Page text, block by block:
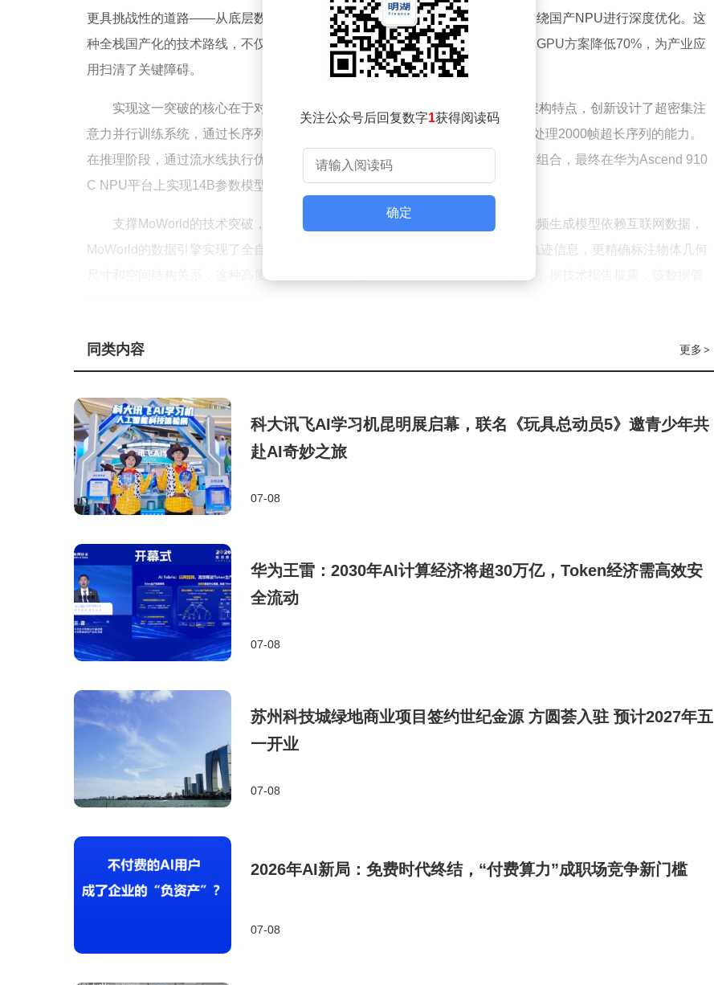
更具挑战性的道路——从底层数据采集到模型训练、蒸馏、部署的全流程，均围绕国产NPU进行深度优化。这
种全栈国产化的技术路线，不仅突破了实时性难题，更将典型推理成本较同规模GPU方案降低70%，为产业应
用扫清了关键障碍。
实现这一突破的核心在于对国产NPU特性的深度挖掘。研发团队针对硬件架构特点，创新设计了超密集注
意力并行训练系统，通过长序列Token并行技术有效缓解显存压力，使模型具备处理2000帧超长序列的能力。
在推理阶段，通过流水线执行优化、层级化序列并行和动态混合精度量化等技术组合，最终在华为Ascend 910
C NPU平台上实现14B参数模型的50FPS实时运行。
支撑MoWorld的技术突破，是团队构建的完整数据生产体系。不同于传统视频生成模型依赖互联网数据，
MoWorld的数据引擎实现了全自采、全3D标注的闭环。每帧数据不仅包含相机轨迹信息，更精确标注物体几何
尺寸和空间结构关系，这种高质量数据基座为模型理解物理世界提供了关键支撑。据技术报告披露，该数据管
产业界对这项突破反响热烈。在游戏领域，MoWorld支持的6自由度相机控制已实现1080P分辨率下的影视
益于其卓越的几何一致性，在室内场景重建中展现出显著优势。
这项突破的商业价值已得到资本市场认可。魔芯科技近期完成过亿美元融资，投资方包括国家级战略资
本、中东知名机构及十余家产业资本。此前，该公司已获得华为哈勃投资和联想控股旗下基金的战略支持。资
本的持续注入，为MoWorld的技术迭代和产业落地提供了有力保障。
当前，世界模型正处于从实验室走向产业化的关键转折点。MoWorld的全栈国产化方案不仅验证了国产算
力支撑复杂AI系统的可行性，更重新定义了技术竞争的维度——当行业还在比拼模型规模时，中国团队已率先
证明，对真实世界的理解能力和产业落地效率才是决定胜负的关键。这种技术路线的选择，或将引领全球空间
智能领域进入新的发展阶段。
关注公众号后回复数字1获得阅读码
确定
更多 >
同类内容
科大讯飞AI学习机昆明展启幕，联名《玩具总动员5》邀青少年共
赴AI奇妙之旅
07-08
华为王雷：2030年AI计算经济将超30万亿，Token经济需高效安
全流动
07-08
苏州科技城绿地商业项目签约世纪金源 方圆荟入驻 预计2027年五
一开业
07-08
2026年AI新局：免费时代终结，“付费算力”成职场竞争新门槛
07-08